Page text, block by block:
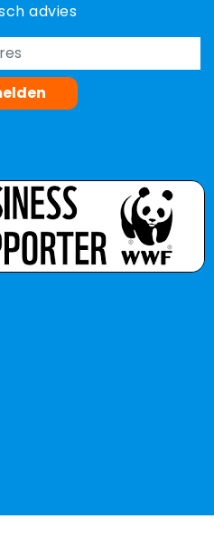
advies